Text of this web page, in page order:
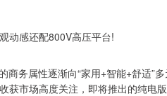
务属性逐渐向“家用+智能+舒适”
获市场高度关注，即将推出的纯电